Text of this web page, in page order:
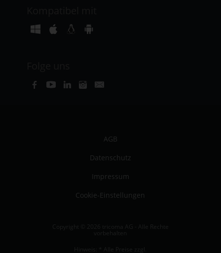
AGB
Datenschutz
Impressum
Cookie-Einstellungen